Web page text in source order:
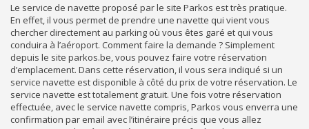
Le service de navette proposé par le site Parkos est très pratique.
En effet, il vous permet de prendre une navette qui vient vous
chercher directement au parking où vous êtes garé et qui vous
conduira à l’aéroport. Comment faire la demande ? Simplement
depuis le site parkos.be, vous pouvez faire votre réservation
d’emplacement. Dans cette réservation, il vous sera indiqué si un
service navette est disponible à côté du prix de votre réservation. Le
service navette est totalement gratuit. Une fois votre réservation
effectuée, avec le service navette compris, Parkos vous enverra une
confirmation par email avec l’itinéraire précis que vous allez